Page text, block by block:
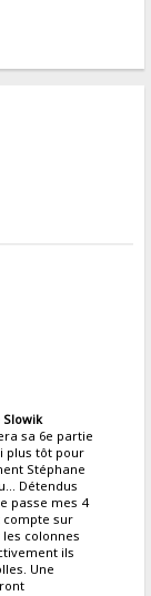
Slowik
sa 6e partie
plus tôt pour
Stéphane
Détendus
passe mes 4
compte sur
colonnes
ils
Une